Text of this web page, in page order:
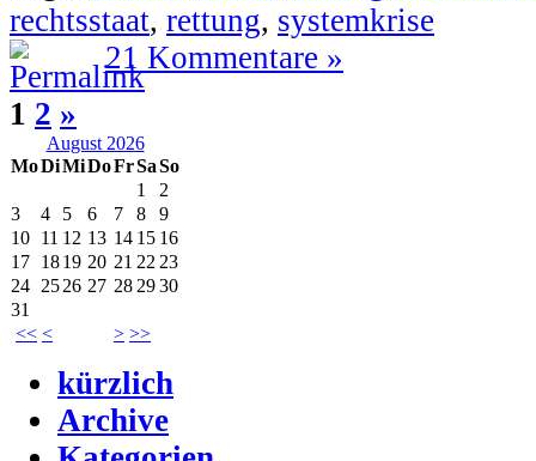
rechtsstaat, rettung, systemkrise
21 Kommentare »
1 2 »
August 2026
MoDiMiDoFrSaSo
<< < > >>
1
2
3
4 5 6 7 8
9
10 11 12 13 14 15 16
17 1819 20 21 22 23
24 2526 27 28 2930
31
kürzlich
Archive